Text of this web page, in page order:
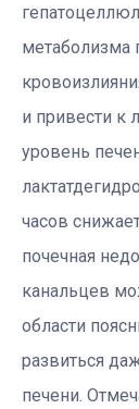
метаболизма
и привести к
уровень
часов
почечная
канальцев
области
развиться
печени.